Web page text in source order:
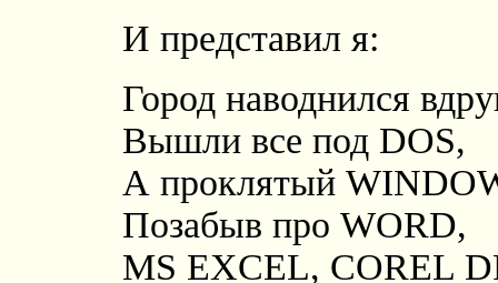
И представил я:
Город наводнился
Вышли все под DOS,
А проклятый
Позабыв про WORD,
MS EXCEL, COREL